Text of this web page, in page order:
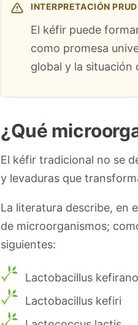
INTERPRETACIÓN
El kéfir puede
como promesa
global y la situación
¿Qué
El kéfir tradicional no se
y levaduras que
La literatura describe, en
de microorganismos;
siguientes:
Lactobacillus
Lactobacillus kefiri